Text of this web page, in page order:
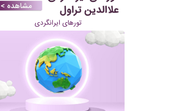
تورهای ایرانگردی